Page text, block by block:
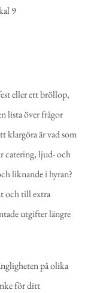
eller ett bröllop,
lista över frågor
klargöra är vad som
catering, ljud- och
liknande i hyran?
och till extra
utgifter längre
på olika
för ditt